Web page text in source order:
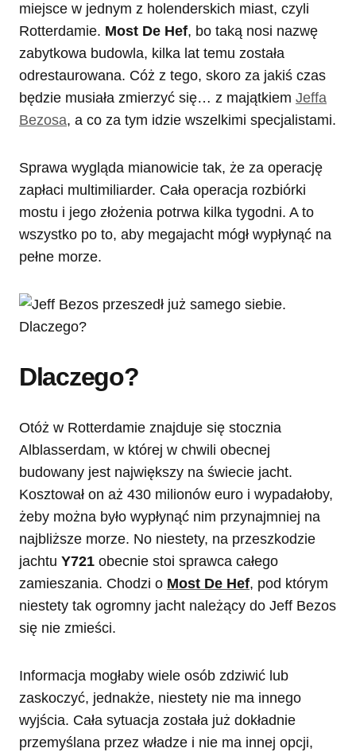
miejsce w jednym z holenderskich miast, czyli
Rotterdamie. Most De Hef, bo taką nosi nazwę
zabytkowa budowla, kilka lat temu została
odrestaurowana. Cóż z tego, skoro za jakiś czas
będzie musiała zmierzyć się… z majątkiem Jeffa
Bezosa, a co za tym idzie wszelkimi specjalistami.
Sprawa wygląda mianowicie tak, że za operację
zapłaci multimiliarder. Cała operacja rozbiórki
mostu i jego złożenia potrwa kilka tygodni. A to
wszystko po to, aby megajacht mógł wypłynąć na
pełne morze.
Dlaczego?
Otóż w Rotterdamie znajduje się stocznia
Alblasserdam, w której w chwili obecnej
budowany jest największy na świecie jacht.
Kosztował on aż 430 milionów euro i wypadałoby,
żeby można było wypłynąć nim przynajmniej na
najbliższe morze. No niestety, na przeszkodzie
jachtu Y721 obecnie stoi sprawca całego
zamieszania. Chodzi o Most De Hef, pod którym
niestety tak ogromny jacht należący do Jeff Bezos
się nie zmieści.
Informacja mogłaby wiele osób zdziwić lub
zaskoczyć, jednakże, niestety nie ma innego
wyjścia. Cała sytuacja została już dokładnie
przemyślana przez władze i nie ma innej opcji,